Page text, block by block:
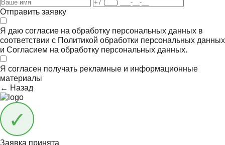
Отправить заявку
Я даю согласие на обработку персональных данных в
соответствии с Политикой обработки персональных данных
и Согласием на обработку персональных данных.
Я согласен получать рекламные и информационные
материалы
← Назад
Заявка принята